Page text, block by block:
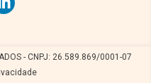
- CNPJ: 26.589.869/0001-07